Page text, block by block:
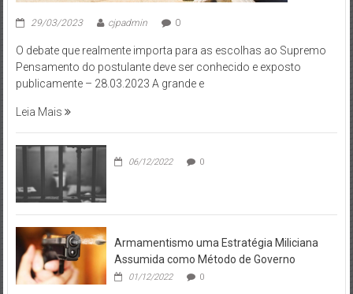
29/03/2023 cjpadmin 0
O debate que realmente importa para as escolhas ao Supremo
Pensamento do postulante deve ser conhecido e exposto
publicamente – 28.03.2023 A grande e
Leia Mais
06/12/2022 0
Armamentismo uma Estratégia Miliciana
Assumida como Método de Governo
01/12/2022 0